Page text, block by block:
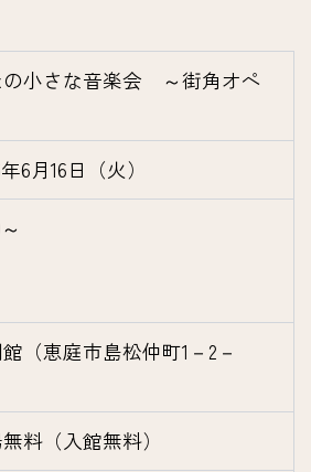
の小さな音楽会 ～街角オペ
6月16日（火）
（恵庭市島松仲町1－2－
料（入館無料）